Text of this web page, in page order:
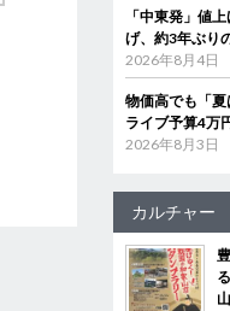
「中東発」値
げ、約3年ぶり
2026年8月4日
物価高でも「
ライブ予算4万
2026年8月3日
カルチャー